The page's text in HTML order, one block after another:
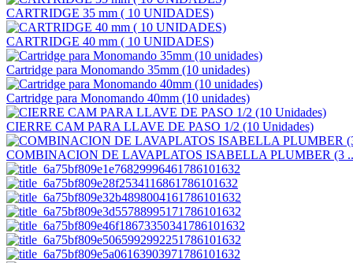
CARTRIDGE 35 mm ( 10 UNIDADES)
CARTRIDGE 40 mm ( 10 UNIDADES)
Cartridge para Monomando 35mm (10 unidades)
Cartridge para Monomando 40mm (10 unidades)
CIERRE CAM PARA LLAVE DE PASO 1/2 (10 Unidades)
COMBINACION DE LAVAPLATOS ISABELLA PLUMBER (3